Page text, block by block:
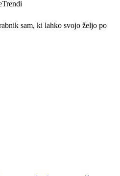
Trendi
sam, ki lahko svojo željo po